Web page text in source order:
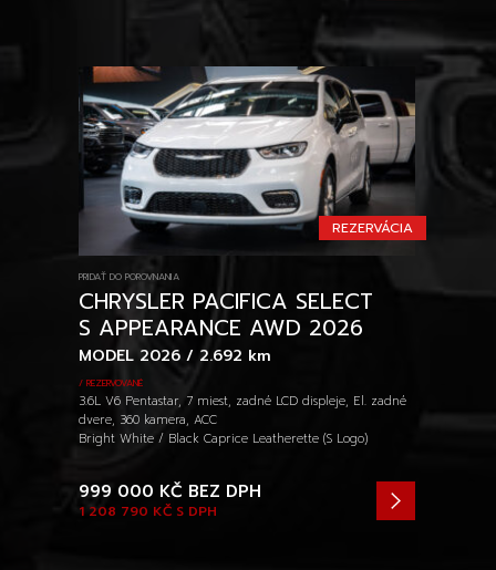
REZERVÁCIA
PRIDAŤ DO POROVNANIA
CHRYSLER PACIFICA SELECT
S APPEARANCE AWD 2026
MODEL 2026 / 2.692 km
/ REZERVOVANÉ
3.6L V6 Pentastar, 7 miest, zadné LCD displeje, El. zadné
dvere, 360 kamera, ACC
Bright White / Black Caprice Leatherette (S Logo)
1 208 790 KČ S DPH
999 000 KČ BEZ DPH